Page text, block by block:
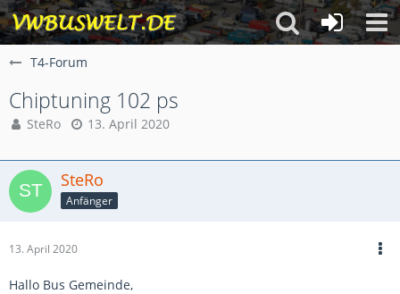
T4-Forum
Chiptuning 102 ps
SteRo 13. April 2020
SteRo
Anfänger
13. April 2020
Hallo Bus Gemeinde,